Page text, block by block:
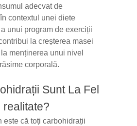
adecvat de
contextul unei diete
unui program de exerciții
la creșterea masei
menținerea unui nivel
corporală.
Sunt La Fel
realitate?
este că toți carbohidrații